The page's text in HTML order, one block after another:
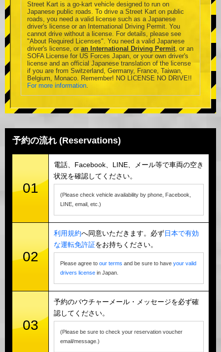
Street Kart is a go-kart vehicle designed to run on
Japanese public roads. To drive a Street Kart on public
roads, you need a valid license such as a Japanese
driver's license or an International Driving Permit. You
cannot drive without a license. For details, please see
"About Required Licenses". You need a valid Japanese
driver's license, or an International Driving Permit, or an
SOFA License for US Forces Japan, or your own driver's
license and an official Japanese translation of the license
if you are from Switzerland, Germany, France, Taiwan,
Belgium, Monaco. Remember! NO LICENSE NO DRIVE!!
For more information.
予約の流れ (Reservations)
01
電話、Facebook、LINE、メール等で車両の空き
状況を確認してください。
(Please check vehicle availability by phone, Facebook,
LINE, email, etc.)
02
利用規約へ同意いただきます。必ず日本で有効
な運転免許証をお持ちください。
Please agree to our terms and be sure to have your valid
drivers license in Japan.
03
予約のバウチャーメール・メッセージを必ず確
認してください。
(Please be sure to check your reservation voucher
email/message.)